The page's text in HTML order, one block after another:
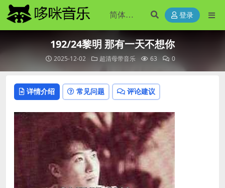
登录
192/24黎明 那有一天不想你
2025-12-02 超清母带音乐 63 0
详情介绍 常见问题 评论建议